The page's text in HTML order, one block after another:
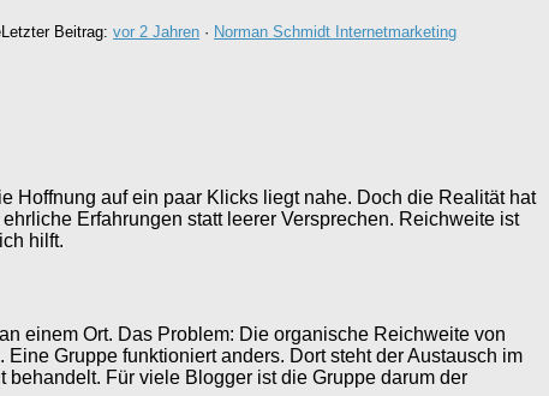
Letzter Beitrag: vor 2 Jahren · Norman Schmidt Internetmarketing
Hoffnung auf ein paar Klicks liegt nahe. Doch die Realität hat
Erfahrungen statt leerer Versprechen. Reichweite ist
hilft.
einem Ort. Das Problem: Die organische Reichweite von
Gruppe funktioniert anders. Dort steht der Austausch im
Für viele Blogger ist die Gruppe darum der